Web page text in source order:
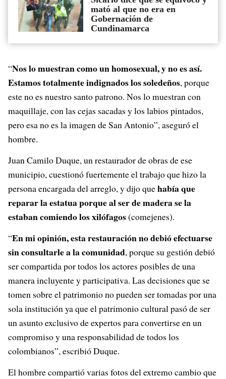
mató al que no era en
Gobernación de
Cundinamarca
“Nos lo muestran como un homosexual, y no es así.
Estamos totalmente indignados los soledeños, porque
este no es nuestro santo patrono. Nos lo muestran con
maquillaje, con las cejas sacadas y los labios pintados,
pero esa no es la imagen de San Antonio”, aseguró el
hombre.
Juan Camilo Duque, un restaurador de obras de ese
municipio, cuestionó fuertemente el trabajo que hizo la
persona encargada del arreglo, y dijo quehabía que
reparar la estatua porque al ser de madera se la
estaban comiendo los xilófagos(comejenes).
“En mi opinión, esta restauración no debió efectuarse
sin consultarle a la comunidad, porque su gestión debió
ser compartida por todos los actores posibles de una
manera incluyente y participativa. Las decisiones que se
tomen sobre el patrimonio no pueden ser tomadas por una
sola institución ya que el patrimonio cultural pasó de ser
un asunto exclusivo de expertos para convertirse en un
compromiso y una responsabilidad de todos los
colombianos”, escribió Duque.
El hombre compartió varias fotos del extremo cambio que